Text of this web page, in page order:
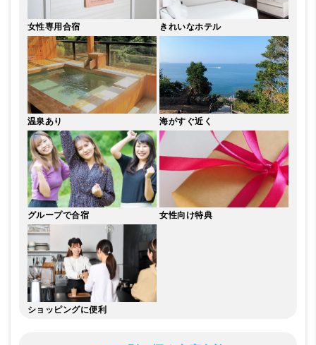
女性専用合宿 きれいなホテル
温泉あり 海がすぐ近く
グループで合宿 女性向け特典
ショッピングに便利